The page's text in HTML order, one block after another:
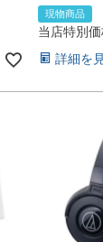
現物商品
当店特別
詳細を